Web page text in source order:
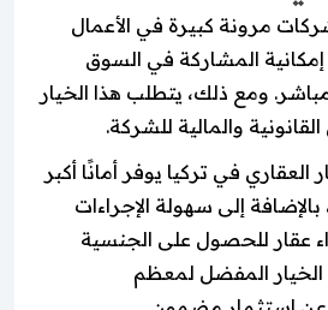
مرونة كبيرة في الأعمال
المشاركة في السوق
ومع ذلك، يتطلب هذا الخيار
والمالية للشركة.
العقاري في تركيا يوفر أمانًا أكبر
إلى سهولة الإجراءات
عقار للحصول على الجنسية
الخيار المفضل لمعظم